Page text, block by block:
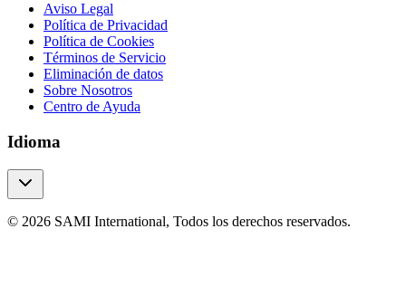
Aviso Legal
Política de Privacidad
Política de Cookies
Términos de Servicio
Eliminación de datos
Sobre Nosotros
Centro de Ayuda
Idioma
© 2026 SAMI International, Todos los derechos reservados.